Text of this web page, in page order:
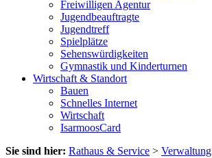
Freiwilligen Agentur
Jugendbeauftragte
Jugendtreff
Spielplätze
Sehenswürdigkeiten
Gymnastik und Kinderturnen
Wirtschaft & Standort
Bauen
Schnelles Internet
Wirtschaft
IsarmoosCard
Sie sind hier: Rathaus & Service > Verwaltung